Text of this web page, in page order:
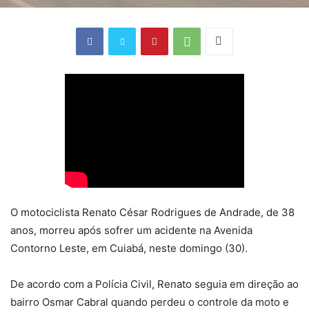
O motociclista Renato César Rodrigues de Andrade, de 38
anos, morreu após sofrer um acidente na Avenida
Contorno Leste, em Cuiabá, neste domingo (30).
De acordo com a Polícia Civil, Renato seguia em direção ao
bairro Osmar Cabral quando perdeu o controle da moto e